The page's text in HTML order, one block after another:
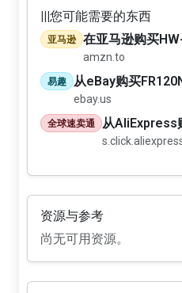
|||您可能需要的东西
亚马逊 在亚马逊购买
amzn.to
易趣 从eBay购买
ebay.us
全球速卖通 从AliExpress
资源与参考
尚无可用资源。